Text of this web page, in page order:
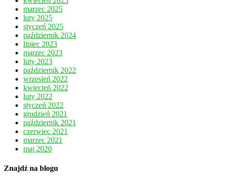
marzec 2025
luty 2025
styczeń 2025
październik 2024
lipiec 2023
marzec 2023
luty 2023
październik 2022
wrzesień 2022
kwiecień 2022
luty 2022
styczeń 2022
grudzień 2021
październik 2021
czerwiec 2021
marzec 2021
maj 2020
Znajdź na blogu